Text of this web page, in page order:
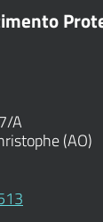
A
(AO)